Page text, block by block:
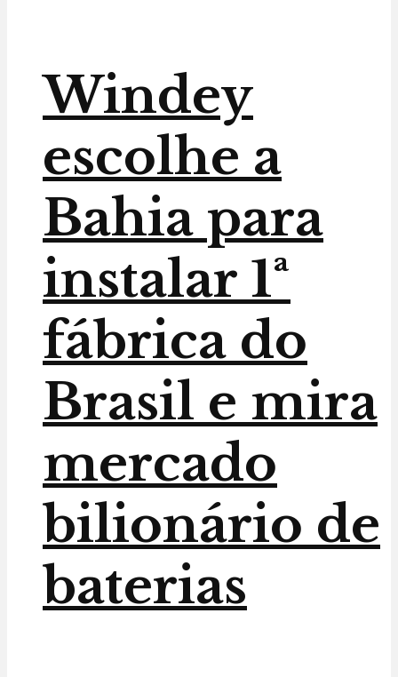
Windey
escolhe a
Bahia para
instalar 1ª
fábrica do
Brasil e mira
mercado
bilionário de
baterias